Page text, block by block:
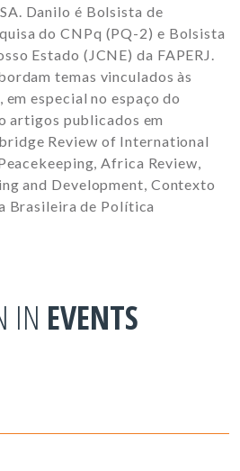
Danilo é Bolsista de
do CNPq (PQ-2) e Bolsista
Estado (JCNE) da FAPERJ.
temas vinculados às
especial no espaço do
artigos publicados em
Review of International
Africa Review,
and Development, Contexto
Brasileira de Política
IN EVENTS